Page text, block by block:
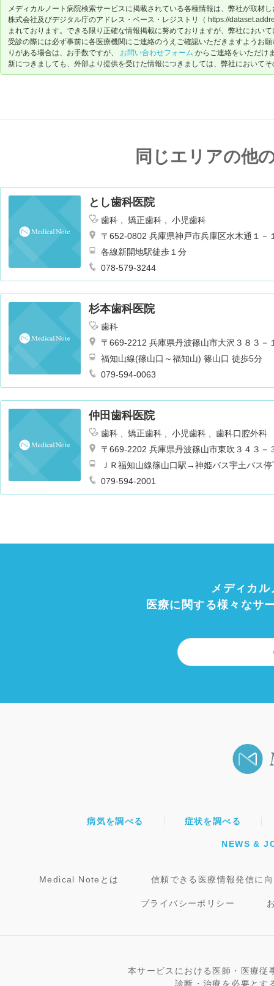
メディカルノート病院検索サービスに掲載されている各種情報は、弊社が取材
株式会社及びデジタル庁のアドレス・ベース・レジストリ（ https://
まれております。できる限り正確な情報掲載に努めておりますが、弊社におい
受診の際には必ず事前に各医療機関にご連絡のうえご確認いただきますようお
りがある場合は、お手数ですが、 お問い合わせフォーム からご連絡をいただけ
新につきましても、外部より提供を受けた情報につきましては、弊社において
同じエリアの他
とし歯科医院
歯科 矯正歯科
小児歯科
〒652-0802 兵庫県神戸市兵庫区水木通１－
各線新開地駅徒歩１分
078-579-3244
杉本歯科医院
歯科
〒669-2212 兵庫県丹波篠山市大沢３８３－
福知山線(篠山口～福知山) 篠山口 徒歩5分
079-594-0063
仲田歯科医院
歯科 矯正歯科 小児歯科
歯科口腔外科
〒669-2202 兵庫県丹波篠山市東吹３４３－
ＪＲ福知山線篠山口駅→神姫バス宇土バス
079-594-2001
メディカ
医療に関する様々なサ
病気を調べる 症状を調べる
NEWS &
Medical Noteとは 信頼できる医療情報発信に
プライバシーポリシー
本サービスにおける医師・医療従
診断・治療を必要とす